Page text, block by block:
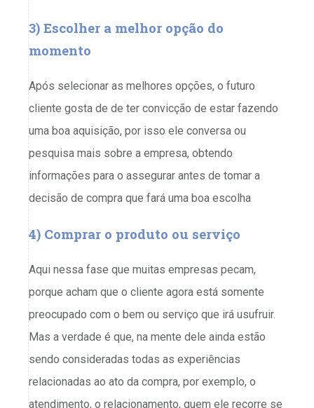
3) Escolher a melhor opção do
momento
Após selecionar as melhores opções, o futuro
cliente gosta de de ter convicção de estar fazendo
uma boa aquisição, por isso ele conversa ou
pesquisa mais sobre a empresa, obtendo
informações para o assegurar antes de tomar a
decisão de compra que fará uma boa escolha
4) Comprar o produto ou serviço
Aqui nessa fase que muitas empresas pecam,
porque acham que o cliente agora está somente
preocupado com o bem ou serviço que irá usufruir.
Mas a verdade é que, na mente dele ainda estão
sendo consideradas todas as experiências
relacionadas ao ato da compra, por exemplo, o
atendimento, o relacionamento, quem ele recorre se